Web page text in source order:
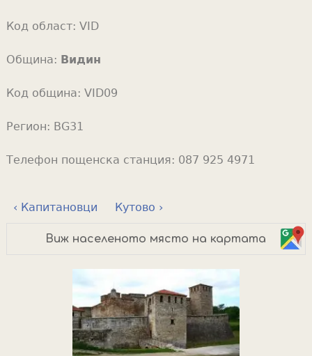
Код област: VID
Община: Видин
Код община: VID09
Регион: BG31
Телефон пощенска станция: 087 925 4971
‹ Капитановци Кутово ›
Виж населеното място на картата